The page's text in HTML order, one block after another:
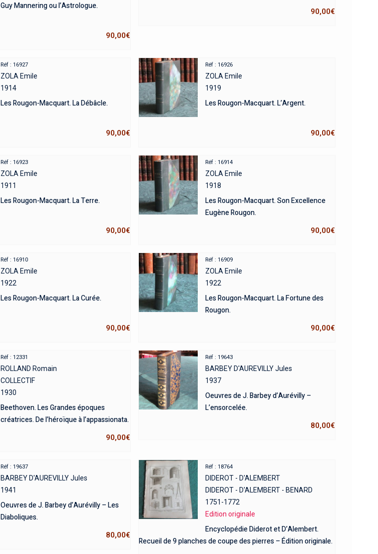
Guy Mannering ou l’Astrologue.
90,00€
90,00€
Réf : 16927
ZOLA Emile
1914
Les Rougon-Macquart. La Débâcle.
90,00€
Réf : 16926
ZOLA Emile
1919
Les Rougon-Macquart. L’Argent.
90,00€
Réf : 16923
ZOLA Emile
1911
Les Rougon-Macquart. La Terre.
90,00€
Réf : 16914
ZOLA Emile
1918
Les Rougon-Macquart. Son Excellence
Eugène Rougon.
90,00€
Réf : 16910
ZOLA Emile
1922
Les Rougon-Macquart. La Curée.
90,00€
Réf : 16909
ZOLA Emile
1922
Les Rougon-Macquart. La Fortune des
Rougon.
90,00€
Réf : 12331
ROLLAND Romain
COLLECTIF
1930
Beethoven. Les Grandes époques
créatrices. De l’héroïque à l’appassionata.
90,00€
Réf : 19643
BARBEY D'AUREVILLY Jules
1937
Oeuvres de J. Barbey d’Aurévilly –
L’ensorcelée.
80,00€
Réf : 19637
BARBEY D'AUREVILLY Jules
1941
Oeuvres de J. Barbey d’Aurévilly – Les
Diaboliques.
80,00€
Réf : 18764
DIDEROT - D'ALEMBERT
DIDEROT - D'ALEMBERT - BENARD
1751-1772
Edition originale
Encyclopédie Diderot et D’Alembert.
Recueil de 9 planches de coupe des pierres – Édition originale.